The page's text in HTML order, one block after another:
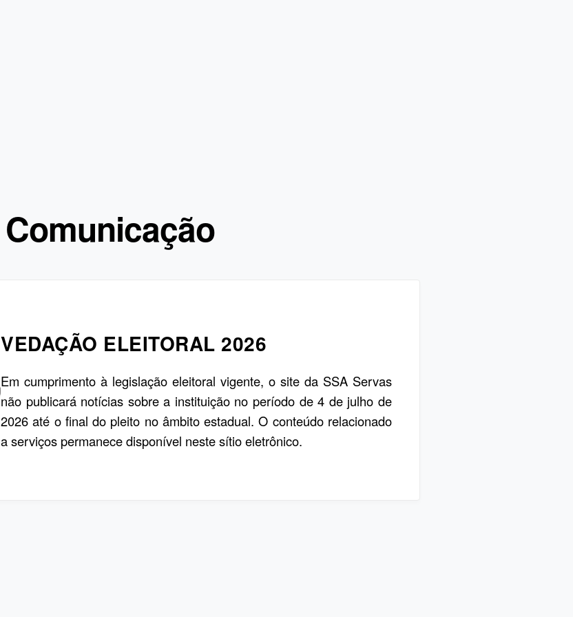
Comunicação
VEDAÇÃO ELEITORAL 2026
Em cumprimento à legislação eleitoral vigente, o site da SSA Servas
não publicará notícias sobre a instituição no período de 4 de julho de
2026 até o final do pleito no âmbito estadual. O conteúdo relacionado
a serviços permanece disponível neste sítio eletrônico.